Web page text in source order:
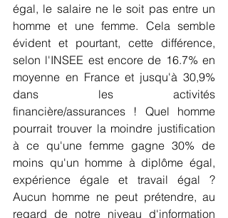
égal, le salaire ne le soit pas entre un
homme et une femme. Cela semble
évident et pourtant, cette différence,
selon l'INSEE est encore de 16.7% en
moyenne en France et jusqu'à 30,9%
dans les activités
financière/assurances ! Quel homme
pourrait trouver la moindre justification
à ce qu'une femme gagne 30% de
moins qu'un homme à diplôme égal,
expérience égale et travail égal ?
Aucun homme ne peut prétendre, au
regard de notre niveau d'information